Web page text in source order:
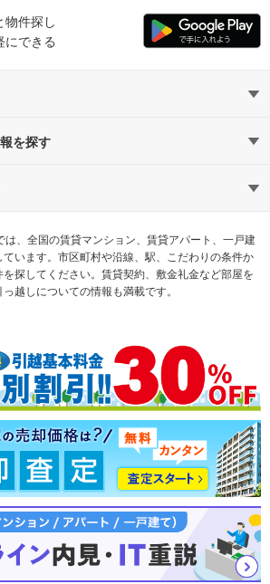
物件探し
にできる
希望の条件から探す
ランキングから探す
を探す
中古マンション
中古一戸建て
教えて！住まいの先生
、全国の賃貸マンション、賃貸アパート、一戸建
います。市区町村や沿線、駅、こだわりの条件か
探してください。賃貸契約、敷金礼金など部屋を
越しについての情報も満載です。